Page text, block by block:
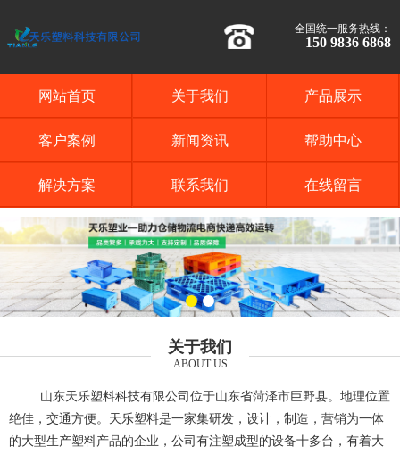
全国统一服务热线：
150 9836 6868
网站首页 关于我们 产品展示
客户案例 新闻资讯 帮助中心
解决方案 联系我们 在线留言
关于我们
ABOUT US
山东天乐塑料科技有限公司位于山东省菏泽市巨野县。地理位置
绝佳，交通方便。天乐塑料是一家集研发，设计，制造，营销为一体
的大型生产塑料产品的企业，公司有注塑成型的设备十多台，有着大